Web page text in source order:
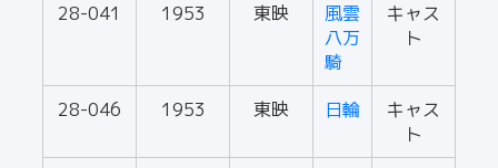
28-041 1953 東映
風雲
八万
騎
キャス
ト
28-046 1953 東映 日輪
キャス
ト